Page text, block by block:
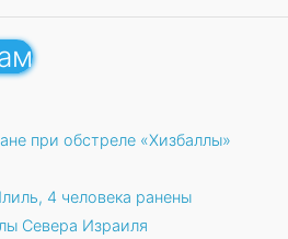
при обстреле «Хизбаллы»
4 человека ранены
Севера Израиля